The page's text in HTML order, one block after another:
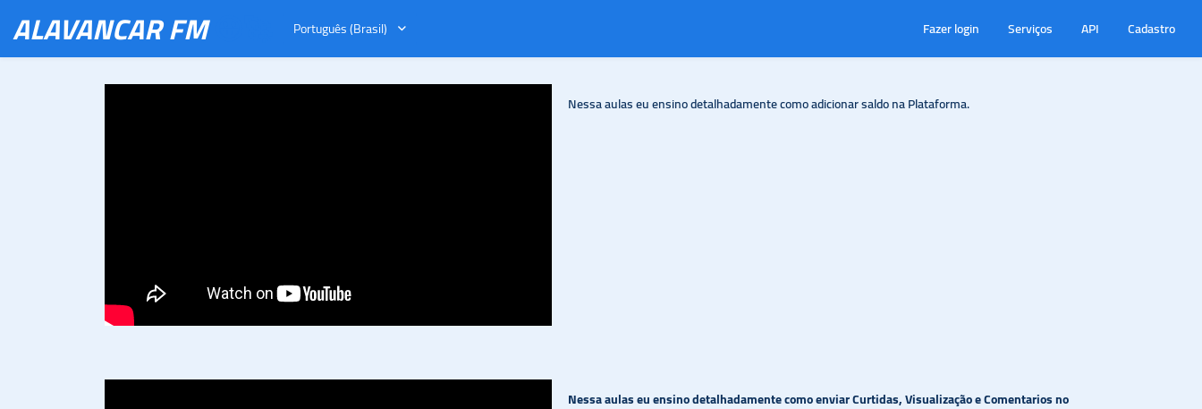
ALAVANCAR FM Português (Brasil) Fazer login Serviços API Cadastro
Nessa aulas eu ensino detalhadamente como adicionar saldo na Plataforma.
Nessa aulas eu ensino detalhadamente como enviar Curtidas, Visualização e Comentarios no